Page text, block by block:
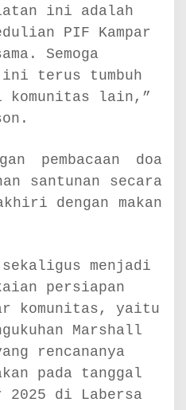
ini adalah
PIF Kampar
Semoga
ini terus tumbuh
komunitas lain,”
pembacaan doa
santunan secara
dengan makan
menjadi
persiapan
komunitas, yaitu
Marshall
rencananya
pada tanggal
2025 di Labersa